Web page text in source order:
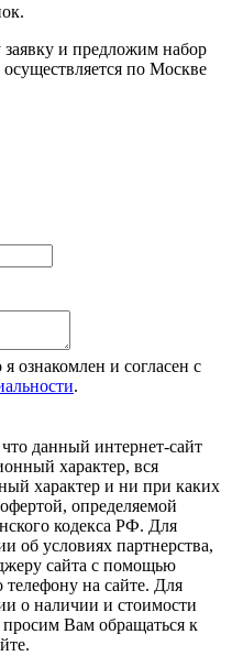
и предложим набор
по Москве
ознакомлен и согласен с
.
данный интернет-сайт
характер, вся
характер и ни при каких
определяемой
кодекса РФ. Для
об условиях партнерства,
сайта с помощью
на сайте. Для
о наличии и стоимости
Вам обращаться к